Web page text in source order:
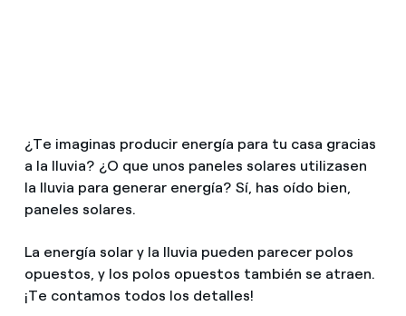
¿Te imaginas producir energía para tu casa gracias
a la lluvia? ¿O que unos paneles solares utilizasen
la lluvia para generar energía? Sí, has oído bien,
paneles solares.
La energía solar y la lluvia pueden parecer polos
opuestos, y los polos opuestos también se atraen.
¡Te contamos todos los detalles!